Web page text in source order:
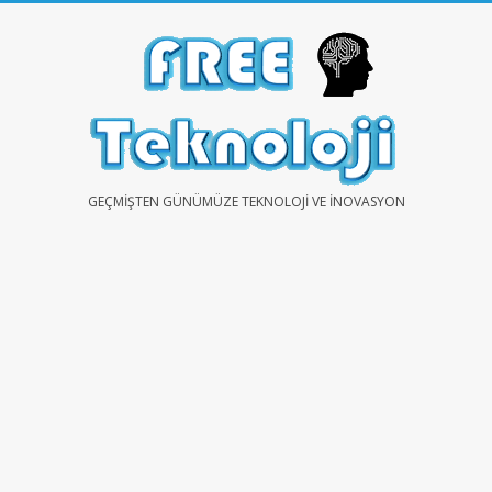
FREEGEÇMIŞTEN GÜNÜMÜZE TEKNOLOJI VE İNOVASYON